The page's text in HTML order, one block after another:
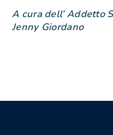
A cura dell’ Addetto
Jenny Giordano